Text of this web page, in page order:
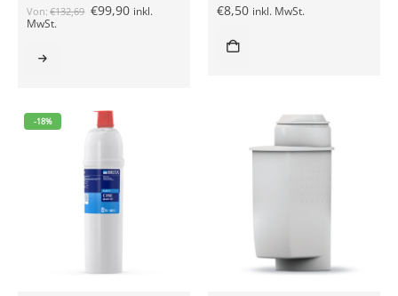
Von: €132,69 €99,90 inkl.
MwSt.
€8,50 inkl. MwSt.
-18%